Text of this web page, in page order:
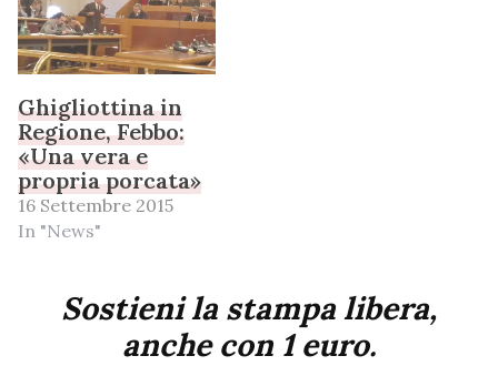
Ghigliottina in
Regione, Febbo:
«Una vera e
propria porcata»
16 Settembre 2015
In "News"
Sostieni la stampa libera,
anche con 1 euro.